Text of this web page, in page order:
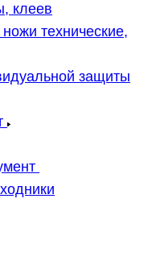
клеев
технические,
защиты